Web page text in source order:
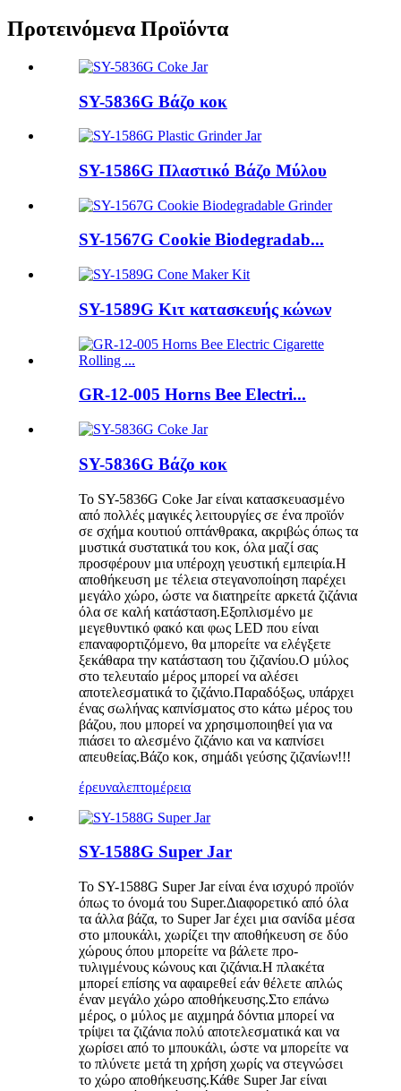
Προτεινόμενα Προϊόντα
SY-5836G Βάζο κοκ
SY-1586G Πλαστικό Βάζο Μύλου
SY-1567G Cookie Biodegradab...
SY-1589G Κιτ κατασκευής κώνων
GR-12-005 Horns Bee Electri...
SY-5836G Βάζο κοκ
Το SY-5836G Coke Jar είναι κατασκευασμένο
από πολλές μαγικές λειτουργίες σε ένα προϊόν
σε σχήμα κουτιού οπτάνθρακα, ακριβώς όπως τα
μυστικά συστατικά του κοκ, όλα μαζί σας
προσφέρουν μια υπέροχη γευστική εμπειρία.Η
αποθήκευση με τέλεια στεγανοποίηση παρέχει
μεγάλο χώρο, ώστε να διατηρείτε αρκετά ζιζάνια
όλα σε καλή κατάσταση.Εξοπλισμένο με
μεγεθυντικό φακό και φως LED που είναι
επαναφορτιζόμενο, θα μπορείτε να ελέγξετε
ξεκάθαρα την κατάσταση του ζιζανίου.Ο μύλος
στο τελευταίο μέρος μπορεί να αλέσει
αποτελεσματικά το ζιζάνιο.Παραδόξως, υπάρχει
ένας σωλήνας καπνίσματος στο κάτω μέρος του
βάζου, που μπορεί να χρησιμοποιηθεί για να
πιάσει το αλεσμένο ζιζάνιο και να καπνίσει
απευθείας.Βάζο κοκ, σημάδι γεύσης ζιζανίων!!!
έρευναλεπτομέρεια
SY-1588G Super Jar
Το SY-1588G Super Jar είναι ένα ισχυρό προϊόν
όπως το όνομά του Super.Διαφορετικό από όλα
τα άλλα βάζα, το Super Jar έχει μια σανίδα μέσα
στο μπουκάλι, χωρίζει την αποθήκευση σε δύο
χώρους όπου μπορείτε να βάλετε προ-
τυλιγμένους κώνους και ζιζάνια.Η πλακέτα
μπορεί επίσης να αφαιρεθεί εάν θέλετε απλώς
έναν μεγάλο χώρο αποθήκευσης.Στο επάνω
μέρος, ο μύλος με αιχμηρά δόντια μπορεί να
τρίψει τα ζιζάνια πολύ αποτελεσματικά και να
χωρίσει από το μπουκάλι, ώστε να μπορείτε να
το πλύνετε μετά τη χρήση χωρίς να στεγνώσει
το χώρο αποθήκευσης.Κάθε Super Jar είναι